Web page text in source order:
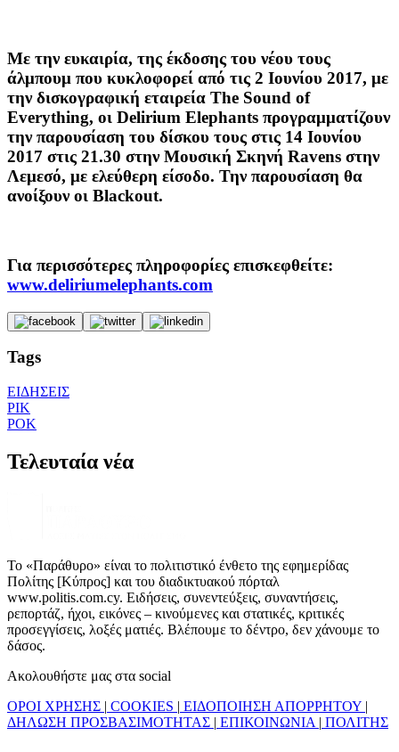
Με την ευκαιρία, της έκδοσης του νέου τους
άλμπουμ που κυκλοφορεί από τις 2 Ιουνίου 2017, με
την δισκογραφική εταιρεία The Sound of
Everything, οι Delirium Elephants προγραμματίζουν
την παρουσίαση του δίσκου τους στις 14 Ιουνίου
2017 στις 21.30 στηνΜουσική Σκηνή Ravens στην
Λεμεσό, με ελεύθερη είσοδο. Την παρουσίαση θα
ανοίξουν οι Blackout.
Για περισσότερες πληροφορίες επισκεφθείτε:
www.deliriumelephants.com
Tags
ΕΙΔΗΣΕΙΣ
ΡΙΚ
ΡΟΚ
Τελευταία νέα
Το «Παράθυρο» είναι το πολιτιστικό ένθετο της εφημερίδας
Πολίτης [Κύπρος] και του διαδικτυακού πόρταλ
www.politis.com.cy. Ειδήσεις, συνεντεύξεις, συναντήσεις,
ρεπορτάζ, ήχοι, εικόνες – κινούμενες και στατικές, κριτικές
προσεγγίσεις, λοξές ματιές. Βλέπουμε το δέντρο, δεν χάνουμε το
δάσος.
Ακολουθήστε μας στα social
ΟΡΟΙ ΧΡΗΣΗΣ | COOKIES | ΕΙΔΟΠΟΙΗΣΗ ΑΠΟΡΡΗΤΟΥ |
ΔΗΛΩΣΗ ΠΡΟΣΒΑΣΙΜΟΤΗΤΑΣ | ΕΠΙΚΟΙΝΩΝΙΑ | ΠΟΛΙΤΗΣ